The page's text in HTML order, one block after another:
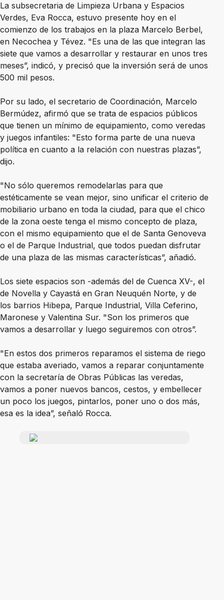
La subsecretaria de Limpieza Urbana y Espacios
Verdes, Eva Rocca, estuvo presente hoy en el
comienzo de los trabajos en la plaza Marcelo Berbel,
en Necochea y Tévez. "Es una de las que integran las
siete que vamos a desarrollar y restaurar en unos tres
meses”, indicó, y precisó que la inversión será de unos
500 mil pesos.
Por su lado, el secretario de Coordinación, Marcelo
Bermúdez, afirmó que se trata de espacios públicos
que tienen un mínimo de equipamiento, como veredas
y juegos infantiles: "Esto forma parte de una nueva
política en cuanto a la relación con nuestras plazas”,
dijo.
"No sólo queremos remodelarlas para que
estéticamente se vean mejor, sino unificar el criterio de
mobiliario urbano en toda la ciudad, para que el chico
de la zona oeste tenga el mismo concepto de plaza,
con el mismo equipamiento que el de Santa Genoveva
o el de Parque Industrial, que todos puedan disfrutar
de una plaza de las mismas características”, añadió.
Los siete espacios son -además del de Cuenca XV-, el
de Novella y Cayastá en Gran Neuquén Norte, y de
los barrios Hibepa, Parque Industrial, Villa Ceferino,
Maronese y Valentina Sur. "Son los primeros que
vamos a desarrollar y luego seguiremos con otros”.
"En estos dos primeros reparamos el sistema de riego
que estaba averiado, vamos a reparar conjuntamente
con la secretaría de Obras Públicas las veredas,
vamos a poner nuevos bancos, cestos, y embellecer
un poco los juegos, pintarlos, poner uno o dos más,
esa es la idea”, señaló Rocca.